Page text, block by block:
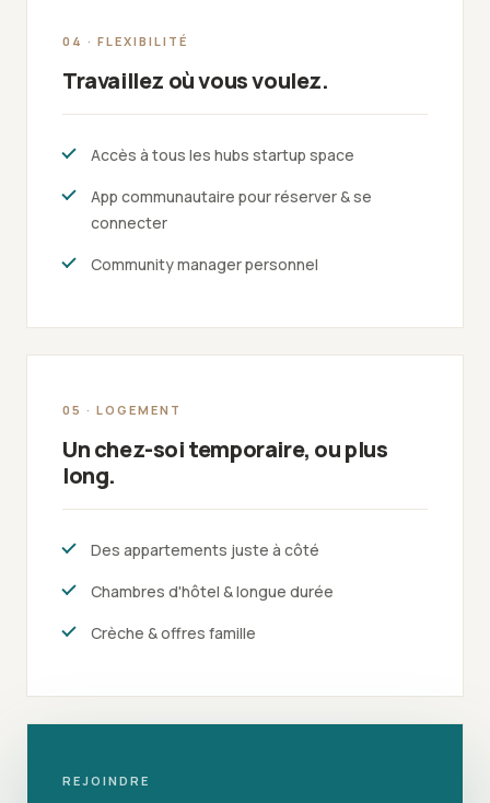
04 · FLEXIBILITÉ
Travaillez où vous voulez.
Accès à tous les hubs startup space
App communautaire pour réserver & se
connecter
Community manager personnel
05 · LOGEMENT
Un chez-soi temporaire, ou plus
long.
Des appartements juste à côté
Chambres d'hôtel & longue durée
Crèche & offres famille
REJOINDRE